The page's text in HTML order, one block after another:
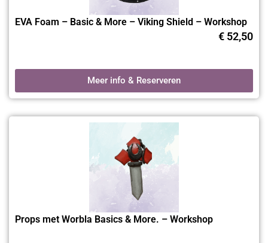
Vragen of hulp nodig?
materiaaladvies? Onze
klantenservice van WorkshopsGoirle
reservering of creatieve keuzes, zodat jij met een gerust hart
kunt deelnemen aan jouw favoriete workshop.
Blijf op de hoogte via het Befoamtastic
lees je terugblikken op workshops,
tips van onze docenten en nieuws over aankomende
evenementen. Zo blijf je op de hoogte van nieuwe data,
technieken en trends binnen de creatieve wereld van
EVA Foam – Basic & More – Viking Shield – Workshop
€ 52,50
Meer info & Reserveren
Props met Worbla Basics & More. – Workshop